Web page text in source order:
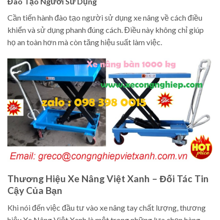
Cần tiến hành đào tạo người sử dụng xe nâng về cách điều
khiển và sử dụng phanh đúng cách. Điều này không chỉ giúp
họ an toàn hơn mà còn tăng hiệu suất làm việc.
Thương Hiệu Xe Nâng Việt Xanh – Đối Tác Tin
Cậy Của Bạn
Khi nói đến việc đầu tư vào xe nâng tay chất lượng, thương